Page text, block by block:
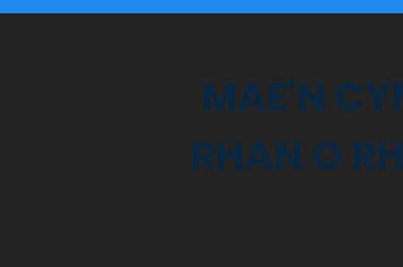
MAE'N
RHAN O